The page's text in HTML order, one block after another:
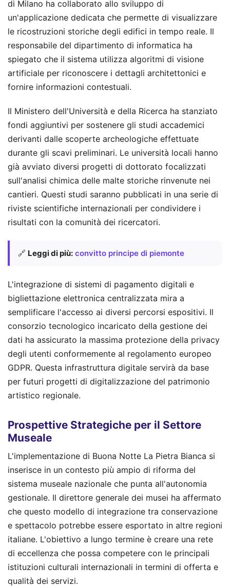
di Milano ha collaborato allo sviluppo di
un'applicazione dedicata che permette di visualizzare
le ricostruzioni storiche degli edifici in tempo reale. Il
responsabile del dipartimento di informatica ha
spiegato che il sistema utilizza algoritmi di visione
artificiale per riconoscere i dettagli architettonici e
fornire informazioni contestuali.
Il Ministero dell'Università e della Ricerca ha stanziato
fondi aggiuntivi per sostenere gli studi accademici
derivanti dalle scoperte archeologiche effettuate
durante gli scavi preliminari. Le università locali hanno
già avviato diversi progetti di dottorato focalizzati
sull'analisi chimica delle malte storiche rinvenute nei
cantieri. Questi studi saranno pubblicati in una serie di
riviste scientifiche internazionali per condividere i
risultati con la comunità dei ricercatori.
🔗 Leggi di più: convitto principe di piemonte
L'integrazione di sistemi di pagamento digitali e
bigliettazione elettronica centralizzata mira a
semplificare l'accesso ai diversi percorsi espositivi. Il
consorzio tecnologico incaricato della gestione dei
dati ha assicurato la massima protezione della privacy
degli utenti conformemente al regolamento europeo
GDPR. Questa infrastruttura digitale servirà da base
per futuri progetti di digitalizzazione del patrimonio
artistico regionale.
Prospettive Strategiche per il Settore
Museale
L'implementazione di Buona Notte La Pietra Bianca si
inserisce in un contesto più ampio di riforma del
sistema museale nazionale che punta all'autonomia
gestionale. Il direttore generale dei musei ha affermato
che questo modello di integrazione tra conservazione
e spettacolo potrebbe essere esportato in altre regioni
italiane. L'obiettivo a lungo termine è creare una rete
di eccellenza che possa competere con le principali
istituzioni culturali internazionali in termini di offerta e
qualità dei servizi.